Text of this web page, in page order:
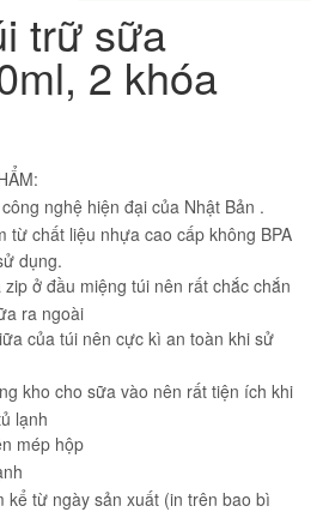
trữ sữa
2 khóa
nghệ hiện đại của Nhật Bản .
từ chất liệu nhựa cao cấp không BPA
dụng.
ở đầu miệng túi nên rất chắc chắn
ra ngoài
của túi nên cực kì an toàn khi sử
kho cho sữa vào nên rất tiện ích khi
lạnh
mép hộp
kể từ ngày sản xuất (in trên bao bì